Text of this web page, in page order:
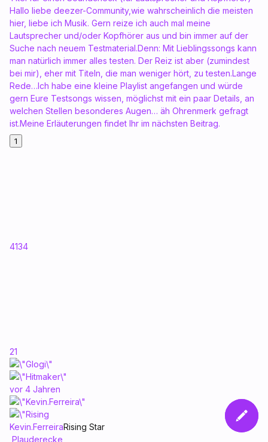
Hallo liebe deezer-Community,wie wahrscheinlich die meisten
hier, liebe ich Musik. Gern reize ich auch mal meine
Lautsprecher und/oder Kopfhörer aus und bin immer auf der
Suche nach neuem Testmaterial.Denn: Mit Lieblingssongs kann
man natürlich immer alles testen. Der Reiz ist aber (zumindest
bei mir), eher mit Titeln, die man weniger hört, zu testen.Lange
Rede…Ich habe eine kleine Playlist angefangen und würde
gern Eure Testsongs wissen, möglichst mit ein paar Details, an
welchen Stellen besonderes Augen… äh Ohrenmerk gefragt
ist.Meine Erläuterungen findet Ihr im nächsten Beitrag.
1
4134
21
vor 4 Jahren
Kevin.FerreiraRising Star
Plauderecke